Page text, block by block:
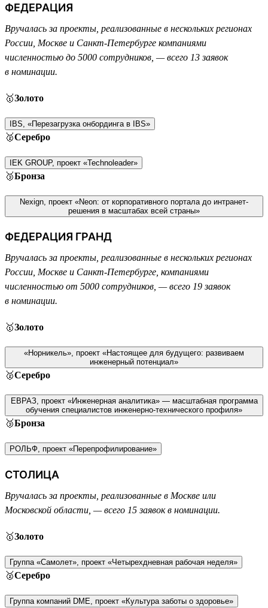
ФЕДЕРАЦИЯ
Вручалась за проекты, реализованные в нескольких регионах
России, Москве и Санкт-Петербурге компаниями
численностью до 5000 сотрудников, — всего 13 заявок
в номинации.
🥇Золото
IBS, «Перезагрузка онбординга в IBS»
🥈Серебро
IEK GROUP, проект «Technoleader»
🥉Бронза
Nexign, проект «Neon: от корпоративного портала до интранет-
решения в масштабах всей страны»
ФЕДЕРАЦИЯ ГРАНД
Вручалась за проекты, реализованные в нескольких регионах
России, Москве и Санкт-Петербурге, компаниями
численностью от 5000 сотрудников, — всего 19 заявок
в номинации.
🥇Золото
«Норникель», проект «Настоящее для будущего: развиваем
инженерный потенциал»
🥈Серебро
ЕВРАЗ, проект «Инженерная аналитика» — масштабная программа
обучения специалистов инженерно-технического профиля»
🥉Бронза
РОЛЬФ, проект «Перепрофилирование»
СТОЛИЦА
Вручалась за проекты, реализованные в Москве или
Московской области, — всего 15 заявок в номинации.
🥇Золото
Группа «Самолет», проект «Четырехдневная рабочая неделя»
🥈Серебро
Группа компаний DME, проект «Культура заботы о здоровье»